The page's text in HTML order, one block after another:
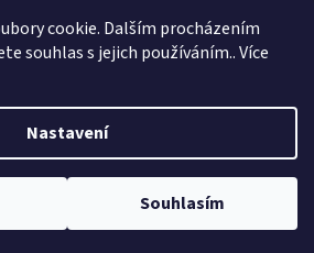
cookie. Dalším procházením
souhlas s jejich používáním.. Více
Nastavení
Souhlasím
NÁŘADÍ.CZ s.r.o.. Všechna práva